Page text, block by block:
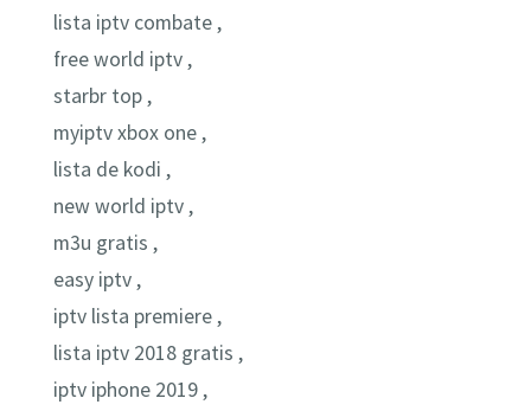
lista iptv combate ,
free world iptv ,
starbr top ,
myiptv xbox one ,
lista de kodi ,
new world iptv ,
m3u gratis ,
easy iptv ,
iptv lista premiere ,
lista iptv 2018 gratis ,
iptv iphone 2019 ,